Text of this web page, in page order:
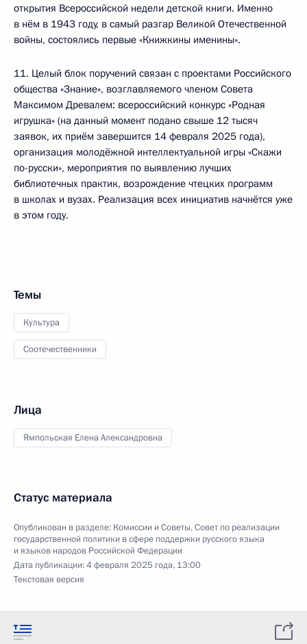
открытия Всероссийской недели детской книги. Именно
в нём в 1943 году, в самый разгар Великой Отечественной
войны, состоялись первые «Книжкины именины».
11. Целый блок поручений связан с проектами Российского
общества «Знание», возглавляемого членом Совета
Максимом Древалем: всероссийский конкурс «Родная
игрушка» (на данный момент подано свыше 12 тысяч
заявок, их приём завершится 14 февраля 2025 года),
организация молодёжной интеллектуальной игры «Скажи
по-русски», мероприятия по выявлению лучших
библиотечных практик, возрождение чтецких программ
в школах и вузах. Реализация всех инициатив начнётся уже
в этом году.
Темы
Культура
Соотечественники
Лица
Ямпольская Елена Александровна
Статус материала
Опубликован в разделе: Комиссии и Советы,Совет по реализации
государственной политики в сфере поддержки русского языка
и языков народов Российской Федерации
Дата публикации:4 февраля 2025 года, 13:00
Текстовая версия